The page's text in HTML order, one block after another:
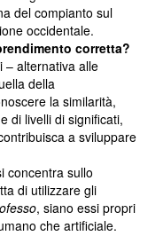
del compianto sul
occidentale.
corretta?
– alternativa alle
della
la similarità,
di livelli di significati,
a sviluppare
concentra sullo
di utilizzare gli
, siano essi propri
che artificiale.